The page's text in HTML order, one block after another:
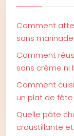
Comment
sans
Comment
sans crème ni
Comment
un plat de fête
Quelle pâte
croustillante